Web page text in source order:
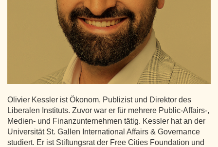
Olivier Kessler ist Ökonom, Publizist und Direktor des
Liberalen Instituts. Zuvor war er für mehrere Public-Affairs-,
Medien- und Finanzunternehmen tätig. Kessler hat an der
Universität St. Gallen International Affairs & Governance
studiert. Er ist Stiftungsrat der Free Cities Foundation und